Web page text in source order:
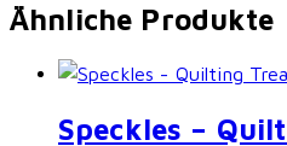
Ähnliche Produkte
Speckles –